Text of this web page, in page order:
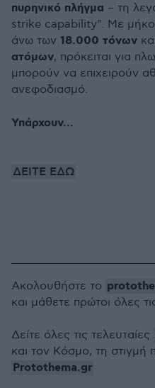
πυρηνικό πλήγμα – τη
strike capability". Με
άνω των 18.000 τόνων
ατόμων, πρόκειται για
μπορούν να επιχειρούν
ανεφοδιασμό.
Υπάρχουν...
ΔΕΙΤΕ ΕΔΩ
Ακολουθήστε το
και μάθετε πρώτοι όλες
Δείτε όλες τις τελευταίες
και τον Κόσμο, τη στιγμή
Protothema.gr